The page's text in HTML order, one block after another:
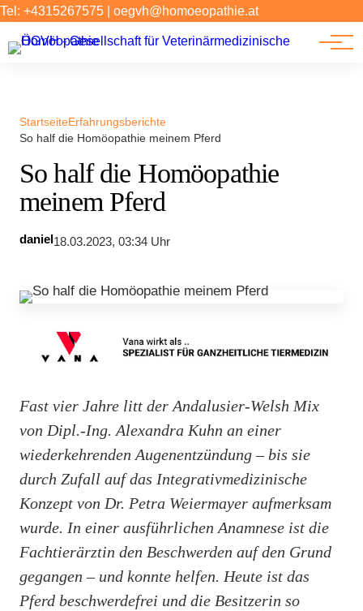
Tel: +4315267575 oegvh@homoeopathie.at
Tierarzt-Suche
Forschung
StartseiteErfahrungsberichte
So half die Homöopathie meinem Pferd
So half die Homöopathie
meinem Pferd
daniel 18.03.2023, 03:34 Uhr
Fast vier Jahre litt der Andalusier-Welsh Mix
von Dipl.-Ing. Alexandra Kuhn an einer
wiederkehrenden Augenentzündung – bis sie
durch Zufall auf das Integrativmedizinische
Konzept von Dr. Petra Weiermayer aufmerksam
wurde. In einer ausführlichen Anamnese ist die
Fachtierärztin den Beschwerden auf den Grund
gegangen – und konnte helfen. Heute ist das
Pferd beschwerdefrei und die Besitzerin so